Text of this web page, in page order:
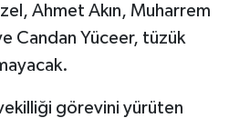
Ahmet Akın, Muharrem
Candan Yüceer, tüzük
görevini yürüten